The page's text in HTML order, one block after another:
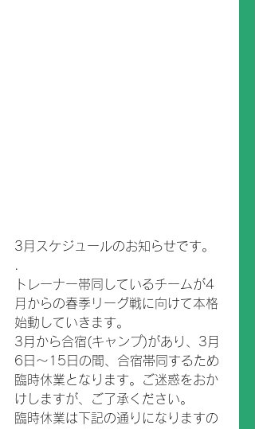
3月スケジュールのお知らせです。
.
トレーナー帯同しているチームが4
月からの春季リーグ戦に向けて本格
始動していきます。
3月から合宿(キャンプ)があり、3月
6日～15日の間、合宿帯同するため
臨時休業となります。ご迷惑をおか
けしますが、ご了承ください。
臨時休業は下記の通りになりますの